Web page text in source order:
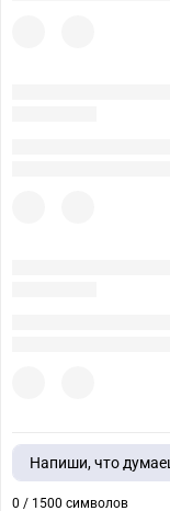
Напиши, что
0 / 1500 символов